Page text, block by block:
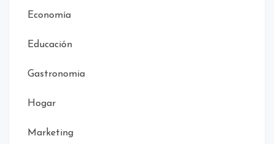
Economía
Educación
Gastronomia
Hogar
Marketing